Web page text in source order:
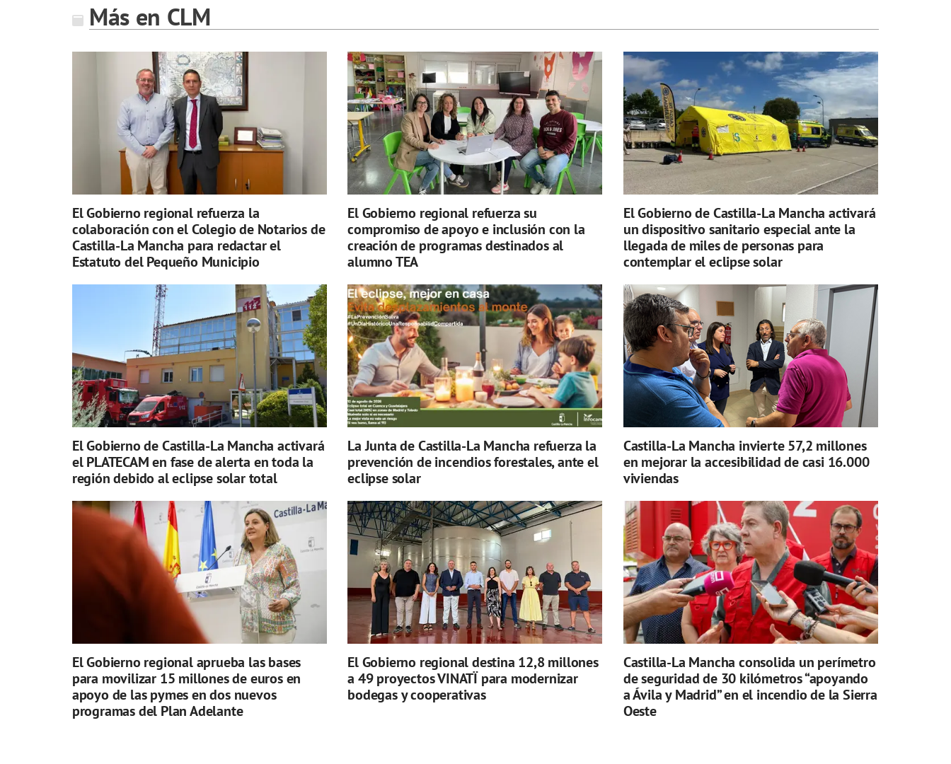
Más en CLM
El Gobierno regional refuerza la
colaboración con el Colegio de Notarios de
Castilla-La Mancha para redactar el
Estatuto del Pequeño Municipio
El Gobierno regional refuerza su
compromiso de apoyo e inclusión con la
creación de programas destinados al
alumno TEA
El Gobierno de Castilla-La Mancha activará
un dispositivo sanitario especial ante la
llegada de miles de personas para
contemplar el eclipse solar
El Gobierno de Castilla-La Mancha activará
el PLATECAM en fase de alerta en toda la
región debido al eclipse solar total
La Junta de Castilla-La Mancha refuerza la
prevención de incendios forestales, ante el
eclipse solar
Castilla-La Mancha invierte 57,2 millones
en mejorar la accesibilidad de casi 16.000
viviendas
El Gobierno regional aprueba las bases
para movilizar 15 millones de euros en
apoyo de las pymes en dos nuevos
programas del Plan Adelante
El Gobierno regional destina 12,8 millones
a 49 proyectos VINATÏ para modernizar
bodegas y cooperativas
Castilla-La Mancha consolida un perímetro
de seguridad de 30 kilómetros “apoyando
a Ávila y Madrid” en el incendio de la Sierra
Oeste